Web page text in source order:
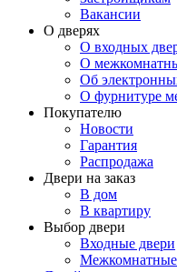
Вакансии
О дверях
О входных
О
Об
О фурнитуре
Покупателю
Новости
Гарантия
Распродажа
Двери на заказ
В дом
В квартиру
Выбор двери
Входные двери
Межкомнатные